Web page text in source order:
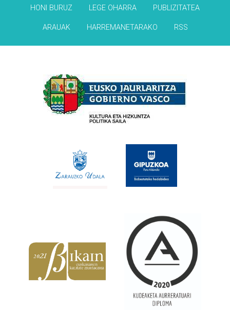
HONI BURUZ LEGE OHARRA PUBLIZITATEA
ARAUAK HARREMANETARAKO RSS